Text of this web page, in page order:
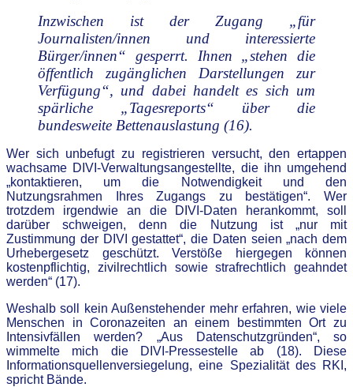
Inzwischen ist der Zugang „für
Journalisten/innen und interessierte
Bürger/innen“ gesperrt. Ihnen „stehen die
öffentlich zugänglichen Darstellungen zur
Verfügung“, und dabei handelt es sich um
spärliche „Tagesreports“ über die
bundesweite Bettenauslastung (16).
Wer sich unbefugt zu registrieren versucht, den ertappen
wachsame DIVI-Verwaltungsangestellte, die ihn umgehend
„kontaktieren, um die Notwendigkeit und den
Nutzungsrahmen Ihres Zugangs zu bestätigen“. Wer
trotzdem irgendwie an die DIVI-Daten herankommt, soll
darüber schweigen, denn die Nutzung ist „nur mit
Zustimmung der DIVI gestattet“, die Daten seien „nach dem
Urhebergesetz geschützt. Verstöße hiergegen können
kostenpflichtig, zivilrechtlich sowie strafrechtlich geahndet
werden“ (17).
Weshalb soll kein Außenstehender mehr erfahren, wie viele
Menschen in Coronazeiten an einem bestimmten Ort zu
Intensivfällen werden? „Aus Datenschutzgründen“, so
wimmelte mich die DIVI-Pressestelle ab (18). Diese
Informationsquellenversiegelung, eine Spezialität des RKI,
spricht Bände.